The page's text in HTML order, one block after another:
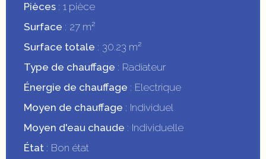
Pièces 1 pièce
Surface
27 m²
Surface totale
30.23 m²
Type de chauffage
Radiateur
Énergie de chauffage
Electrique
Moyen de chauffage
Individuel
Moyen d'eau chaude
Individuelle
État
Bon état